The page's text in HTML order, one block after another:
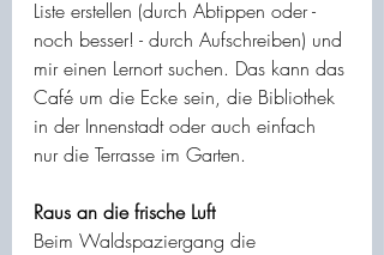
Liste erstellen (durch Abtippen oder -
noch besser! - durch Aufschreiben) und
mir einen Lernort suchen. Das kann das
Café um die Ecke sein, die Bibliothek
in der Innenstadt oder auch einfach
nur die Terrasse im Garten.
Raus an die frische Luft
Beim Waldspaziergang die